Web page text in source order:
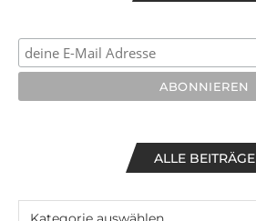
ALLE BEITRÄGE